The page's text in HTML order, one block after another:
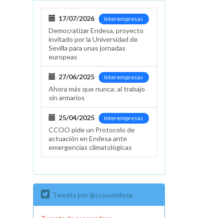
Interempresas
17/07/2026
Democratizar Endesa, proyecto
invitado por la Universidad de
Sevilla para unas jornadas
europeas
Interempresas
27/06/2025
Ahora más que nunca: al trabajo
sin armarios
Interempresas
25/04/2025
CCOO pide un Protocolo de
actuación en Endesa ante
emergencias climatológicas
Tweets por @ccooendesa